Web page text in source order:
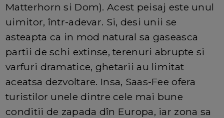
Matterhorn si Dom). Acest peisaj este unul
uimitor, într-adevar. Si, desi unii se
asteapta ca in mod natural sa gaseasca
partii de schi extinse, terenuri abrupte si
varfuri dramatice, ghetarii au limitat
aceatsa dezvoltare. Insa, Saas-Fee ofera
turistilor unele dintre cele mai bune
conditii de zapada dîn Europa, iar zona sa